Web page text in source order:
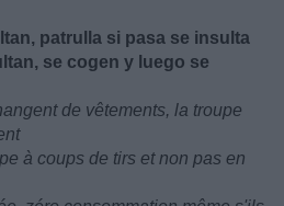
patrulla si pasa se insulta
se cogen y luego se
de vêtements, la troupe
à coups de tirs et non pas en